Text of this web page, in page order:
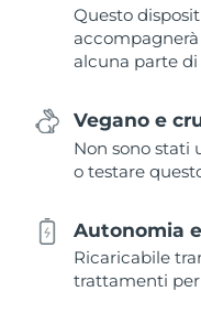
Questo
alcuna parte
Vegano e
Non sono stati
o testare
Autonomia
Ricaricabile
trattamenti